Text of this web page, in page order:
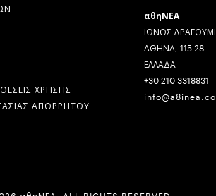
ΧΡΗΣΗΣ
ΑΠΟΡΡΗΤΟΥ
αθηΝΕΑ
ΙΩΝΟΣ
ΑΘΗΝΑ, 115 28
ΕΛΛΑΔΑ
+30 210 3318831